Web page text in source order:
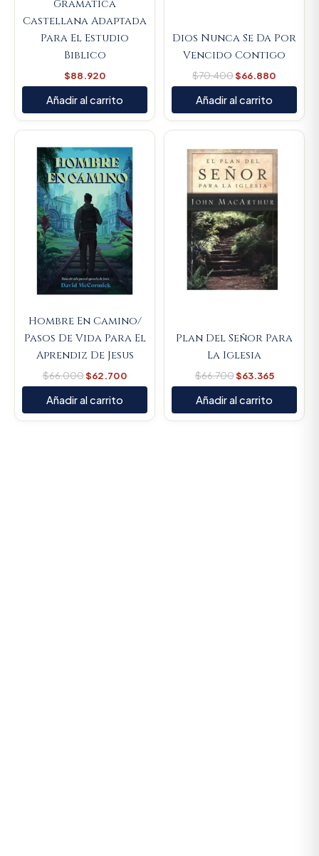
Gramatica
Castellana Adaptada
Para El Estudio
Biblico
$88.920
Añadir al carrito
Dios Nunca Se Da Por
Vencido Contigo
$70.400$66.880
Añadir al carrito
Hombre En Camino/
Pasos De Vida Para El
Aprendiz De Jesus
$66.000
price
was:
$66.000.
$62.700
Current
price
is:
$62.700.
Añadir al carrito
Plan Del Señor Para
La Iglesia
$66.700
price
was:
$66.700.
$63.365
Current
price
Añadir al carrito